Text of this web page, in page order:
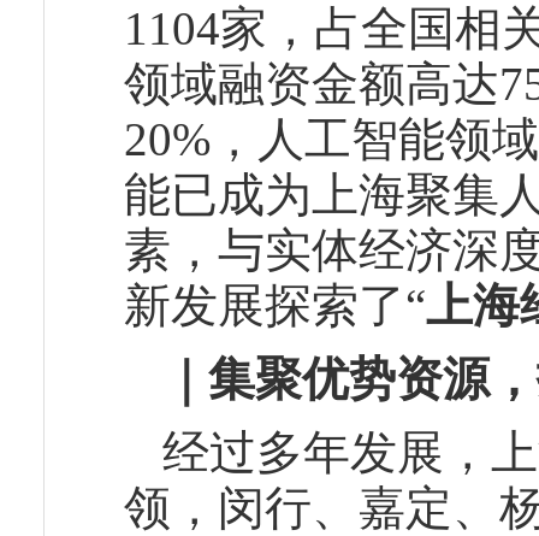
1104家，占全国相
领域融资金额高达
20%，人工智能领
能已成为上海聚集
素，与实体经济深
新发展探索了“上海
｜集聚优势资源
经过多年发展，
领，闵行、嘉定、